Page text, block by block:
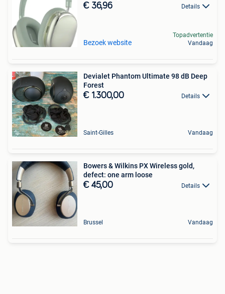
€ 36,96 Details
Bezoek website
Topadvertentie
Vandaag
Devialet Phantom Ultimate 98 dB Deep
Forest
€ 1.300,00 Details
Saint-Gilles Vandaag
Bowers & Wilkins PX Wireless gold,
defect: one arm loose
€ 45,00 Details
Brussel Vandaag